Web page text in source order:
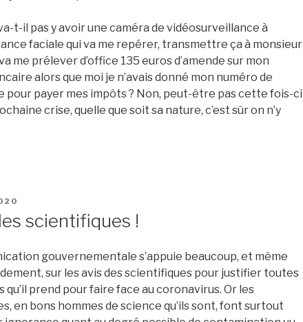
va-t-il pas y avoir une caméra de vidéosurveillance à
faciale qui va me repérer, transmettre ça à monsieur
me prélever d’office 135 euros d’amende sur mon
alors que moi je n’avais donné mon numéro de
pour payer mes impôts ? Non, peut-être pas cette fois-ci
crise, quelle que soit sa nature, c’est sûr on n’y
scientifiques !
gouvernementale s’appuie beaucoup, et même
sur les avis des scientifiques pour justifier toutes
qu’il prend pour faire face au coronavirus. Or les
en bons hommes de science qu’ils sont, font surtout